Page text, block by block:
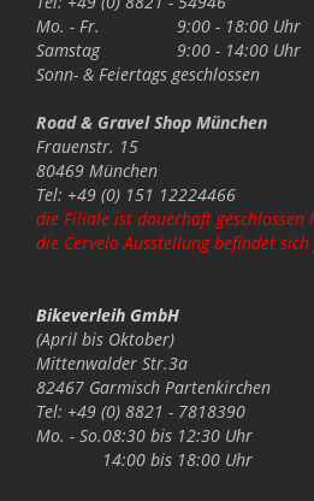
Mo. - Fr.
9:00 - 18:00 Uhr
Samstag
9:00 - 14:00 Uhr
Sonn- & Feiertags geschlossen
Road & Gravel Shop München
Frauenstr. 15
80469 München
Tel: +49 (0) 151 12224466
die Filiale ist dauerhaft geschlossen !
die Cervelo Ausstellung befindet
Bikeverleih GmbH
(April bis Oktober)
Mittenwalder Str.3a
82467 Garmisch Partenkirchen
Tel: +49 (0) 8821 - 7818390
Mo. - So.08:30 bis 12:30 Uhr
14:00 bis 18:00 Uhr